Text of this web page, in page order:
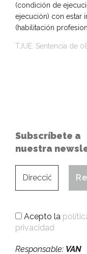
(condición de
ejecución) con estar
(habilitación
TJUE. Sentencia de
Subscríbete a
nuestra
Acepto la
privacidad
Responsable: VAN